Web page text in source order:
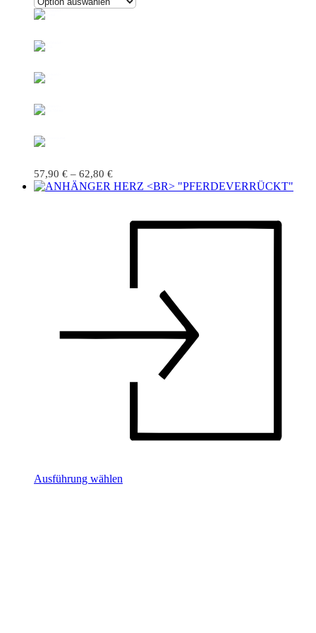
57,90 € – 62,80 €
Ausführung wählen